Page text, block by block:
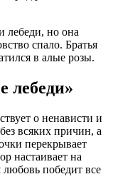
лебеди, но она
спало. Братья
в алые розы.
лебеди»
о ненависти и
всяких причин, а
перекрывает
настаивает на
победит все